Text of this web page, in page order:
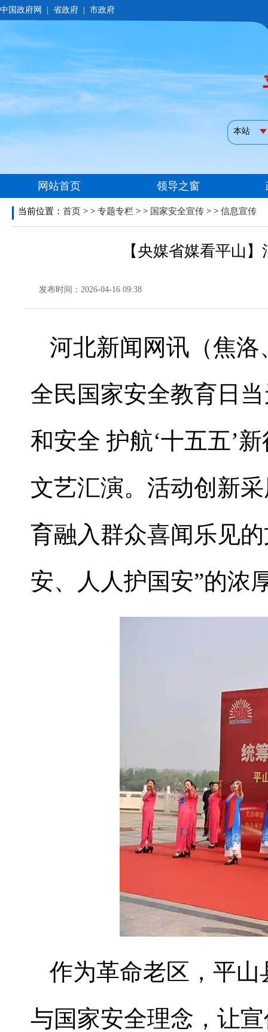
当前位置： 首页 > > 专题专栏 > > 国家安全宣传 > > 信息宣传
【央媒省媒看平山
发布时间：2026-04-16 09:38
河北新闻网讯（焦
全民国家安全教育日
和安全 护航‘十五五’
文艺汇演。活动创新
育融入群众喜闻乐见
安、人人护国安”的浓
作为革命老区，平
与国家安全理念，让